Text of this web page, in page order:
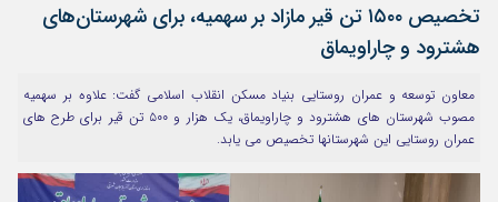
آپارات
رمز عبور
مرا به خاطر بسپار
تخصیص ۱۵۰۰ تن‌ قیر مازاد بر سهمیه، برای شهرستان‌های
هشترود و چاراویماق
معاون توسعه و عمران روستایی بنیاد مسکن انقلاب اسلامی گفت: علاوه بر سهمیه
مصوب شهرستان های هشترود و چاراویماق، یک‌ هزار و ۵۰۰ تن قیر برای طرح های
عمران روستایی این شهرستانها تخصیص می یابد.